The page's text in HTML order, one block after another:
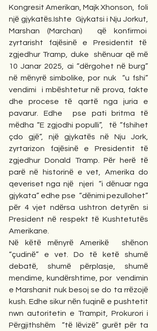
Kongresit Amerikan, Majk Xhonson,  foli
njё gjykatёs.Ishte  Gjykatsi i Nju Jorkut,
Marshan (Marchan)  qё konfirmoi
zyrtarisht fajёsinё e Presidentit tё
zgjedhur Tramp, duke  shёnuar qё mё
10 Janar 2025, ai “dёrgohet nё burg”
nё mёnyrё simbolike, por nuk  “u fshi”
vendimi  i mbёshtetur nё prova, fakte
dhe procese tё qartё nga juria e
pavarur. Edhe  pse pati britma tё
mёdha “E zgjodhi populli”,  tё “fshihet
çdo gjё”, njё gjykatёs nё Nju Jork,
zyrtarizon fajёsinё e Presidentit tё
zgjedhur Donald Tramp. Pёr herё tё
parё nё historinё e vet, Amerika do
qeveriset nga njё  njeri  “i dёnuar nga
gjykata” edhe pse  “dёnimi pezullohet”
pёr 4 vjet ndёrsa ushtron detyrёn si
President nё respekt tё Kushtetutёs
Amerikane.
Nё kёtё mёnyrё Amerikё  shёnon
“çudinё” e vet. Do tё ketё shumё
debatё, shumё pёrplasje, shumё
mendime, kundёrshtime, por  vendimin
e Marshanit nuk besoj se do ta rrёzojё
kush. Edhe sikur nёn fuqinё e pushtetit
nwn autoritetin e Trampit, Prokurori i
Pёrgjithshёm  “tё lёvizё” gurёt pёr ta